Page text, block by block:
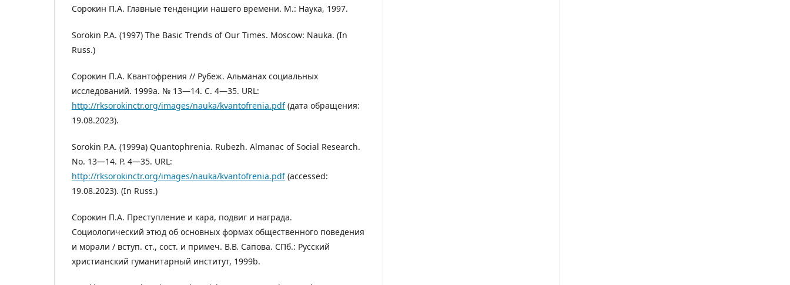
Сорокин П.А. Главные тенденции нашего времени. М.: Наука, 1997.
Sorokin P.A. (1997) The Basic Trends of Our Times. Moscow: Nauka. (In
Russ.)
Сорокин П.А. Квантофрения // Рубеж. Альманах социальных
исследований. 1999a. № 13—14. С. 4—35. URL:
http://rksorokinctr.org/images/nauka/kvantofrenia.pdf(дата обращения:
19.08.2023).
Sorokin P.A. (1999a) Quantophrenia. Rubezh. Almanac of Social Research.
No. 13—14. P. 4—35. URL:
http://rksorokinctr.org/images/nauka/kvantofrenia.pdf(accessed:
19.08.2023). (In Russ.)
Сорокин П.А. Преступление и кара, подвиг и награда.
Социологический этюд об основных формах общественного поведения
и морали / вступ. ст., сост. и примеч. В.В. Сапова. СПб.: Русский
христианский гуманитарный институт, 1999b.